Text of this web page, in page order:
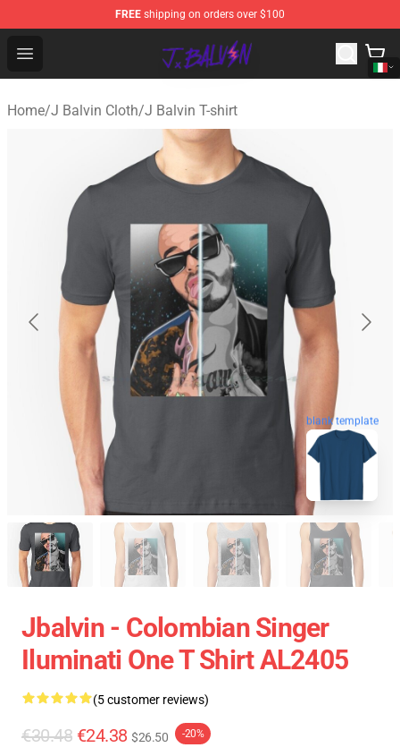
FREE shipping on orders over $100
Open menu
J Balvin Store - Official J Balvin Merchandise Shop
Home/J Balvin Cloth/J Balvin T-shirt
blank template
Jbalvin - Colombian Singer
Iluminati One T Shirt AL2405
(5 customer reviews)
€30.48 €24.38 $26.50 -20%